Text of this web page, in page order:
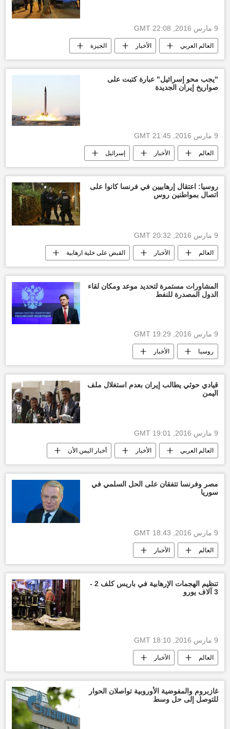
9 مارس 2016, 22:08 GMT
العالم العربي الأخبار الجيزة
الشرطة المصرية ارهاب
أخبار مصر الآن
"يجب محو إسرائيل" عبارة كتبت على
صواريخ إيران الجديدة
9 مارس 2016, 21:45 GMT
العالم الأخبار إسرائيل
أخبار إيران اختبار صواريخ باليستية
أخبار العالم الآن
الولايات المتحدة الأمريكية
روسيا: اعتقال إرهابيين في فرنسا كانوا على
اتصال بمواطنين روس
9 مارس 2016, 20:32 GMT
العالم الأخبار القبض على خلية ارهابية
إرهاب أخبار العالم الآن
تنظيم داعش الإرهابي
المشاورات مستمرة لتحديد موعد ومكان لقاء
الدول المصدرة للنفط
9 مارس 2016, 19:29 GMT
روسيا الأخبار
قيادي حوثي يطالب إيران بعدم استغلال ملف
اليمن
9 مارس 2016, 19:01 GMT
العالم العربي الأخبار أخبار اليمن الأن
مصر وفرنسا تتفقان على الحل السلمي في
سوريا
9 مارس 2016, 18:43 GMT
العالم الأخبار
تنظيم الهجمات الإرهابية في باريس كلف 2 -
3 آلاف يورو
9 مارس 2016, 18:10 GMT
العالم الأخبار
غازبروم والمفوضية الأوروبية تواصلان الحوار
للتوصل إلى حل وسط